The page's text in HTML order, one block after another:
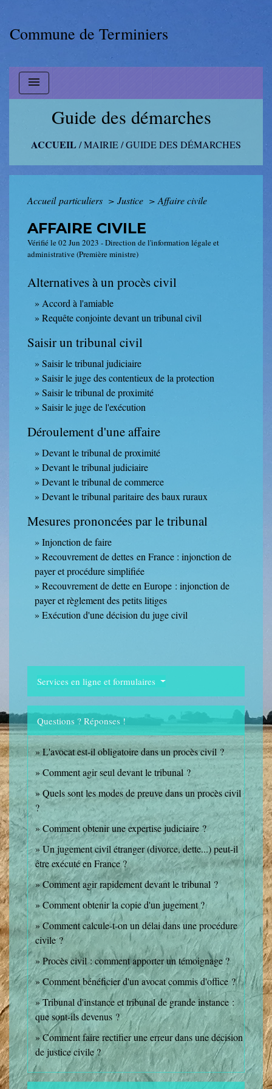
Commune de Terminiers
menu
Guide des démarches
ACCUEIL /MAIRIE/GUIDE DES DÉMARCHES
Accueil particuliers > Justice > Affaire civile
AFFAIRE CIVILE
Vérifié le 02 Jun 2023 - Direction de l'information légale et
administrative (Première ministre)
Alternatives à un procès civil
Accord à l'amiable
Requête conjointe devant un tribunal civil
Saisir un tribunal civil
Saisir le tribunal judiciaire
Saisir le juge des contentieux de la protection
Saisir le tribunal de proximité
Saisir le juge de l'exécution
Déroulement d'une affaire
Devant le tribunal de proximité
Devant le tribunal judiciaire
Devant le tribunal de commerce
Devant le tribunal paritaire des baux ruraux
Mesures prononcées par le tribunal
Injonction de faire
Recouvrement de dettes en France : injonction de
payer et procédure simplifiée
Recouvrement de dette en Europe : injonction de
payer et règlement des petits litiges
Exécution d'une décision du juge civil
Services en ligne et formulaires
Questions ? Réponses !
L'avocat est-il obligatoire dans un procès civil ?
Comment agir seul devant le tribunal ?
Quels sont les modes de preuve dans un procès civil
?
Comment obtenir une expertise judiciaire ?
Un jugement civil étranger (divorce, dette...) peut-il
être exécuté en France ?
Comment agir rapidement devant le tribunal ?
Comment obtenir la copie d'un jugement ?
Comment calcule-t-on un délai dans une procédure
civile ?
Procès civil : comment apporter un témoignage ?
Comment bénéficier d'un avocat commis d'office ?
Tribunal d'instance et tribunal de grande instance :
que sont-ils devenus ?
Comment faire rectifier une erreur dans une décision
de justice civile ?